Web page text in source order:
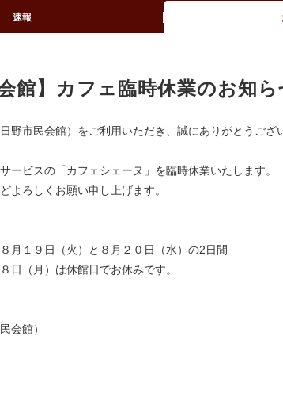
速報
館】カフェ臨時休業のお知ら
野市民会館）をご利用いただき、誠にありがとうござ
ービスの「カフェシェーヌ」を臨時休業いたします。
よろしくお願い申し上げます。
１９日（火）と８月２０日（水）の2日間
は休館日でお休みです。
会館）